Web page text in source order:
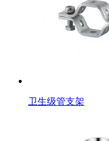
卫生级管支架